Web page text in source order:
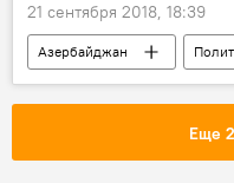
21 сентября 2018, 18:39
Азербайджан
Пресс-центр
Леонид Калашников
Еще